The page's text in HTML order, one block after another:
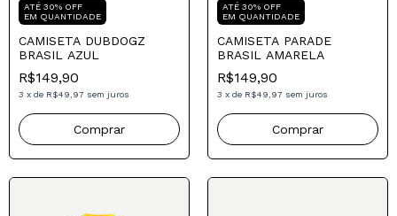
ATÉ 30% OFF
EM QUANTIDADE
CAMISETA DUBDOGZ
BRASIL AZUL
R$149,90
3 x de R$49,97 sem juros
Comprar
ATÉ 30% OFF
EM QUANTIDADE
CAMISETA PARADE
BRASIL AMARELA
R$149,90
3 x de R$49,97 sem juros
Comprar